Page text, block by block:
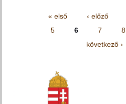
Oldalak« első ‹ előző
5
6 7 8
következő ›